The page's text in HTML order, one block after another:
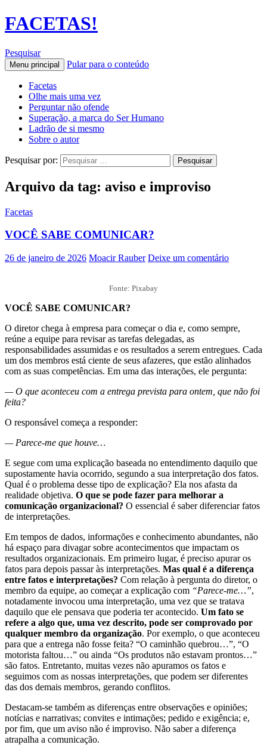
FACETAS!
Pesquisar
Menu principal Pular para o conteúdo
Facetas
Olhe mais uma vez
Perguntar não ofende
Superação, a marca do Ser Humano
Ladrão de si mesmo
Sobre o autor
Pesquisar por:
Arquivo da tag: aviso e improviso
Facetas
VOCÊ SABE COMUNICAR?
26 de janeiro de 2026 Moacir Rauber Deixe um comentário
Fonte: Pixabay
VOCÊ SABE COMUNICAR?
O diretor chega à empresa para começar o dia e, como sempre,
reúne a equipe para revisar as tarefas delegadas, as
responsabilidades assumidas e os resultados a serem entregues. Cada
um dos membros está ciente de seus afazeres, que estão alinhados
com as suas competências. Em uma das interações, ele pergunta:
— O que aconteceu com a entrega prevista para ontem, que não foi
feita?
O responsável começa a responder:
— Parece-me que houve…
E segue com uma explicação baseada no entendimento daquilo que
supostamente havia ocorrido, segundo a sua interpretação dos fatos.
Qual é o problema desse tipo de explicação? Ela nos afasta da
realidade objetiva. O que se pode fazer para melhorar a
comunicação organizacional? O essencial é saber diferenciar fatos
de interpretações.
Em tempos de dados, informações e conhecimento abundantes, não
há espaço para divagar sobre acontecimentos que impactam os
resultados organizacionais. Em primeiro lugar, é preciso apurar os
fatos para depois passar às interpretações. Mas qual é a diferença
entre fatos e interpretações? Com relação à pergunta do diretor, o
membro da equipe, ao começar a explicação com “Parece-me…”,
notadamente invocou uma interpretação, uma vez que se tratava
daquilo que ele pensava que poderia ter acontecido. Um fato se
refere a algo que, uma vez descrito, pode ser comprovado por
qualquer membro da organização. Por exemplo, o que aconteceu
para que a entrega não fosse feita? “O caminhão quebrou…”, “O
motorista faltou…” ou ainda “Os produtos não estavam prontos…”
são fatos. Entretanto, muitas vezes não apuramos os fatos e
seguimos com as nossas interpretações, que podem ser diferentes
das dos demais membros, gerando conflitos.
Destacam-se também as diferenças entre observações e opiniões;
notícias e narrativas; convites e intimações; pedido e exigência; e,
por fim, que um aviso não é improviso. Não saber a diferença
atrapalha a comunicação.